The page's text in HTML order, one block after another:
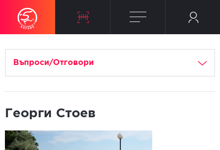
Въпроси/Отговори
Георги Стоев